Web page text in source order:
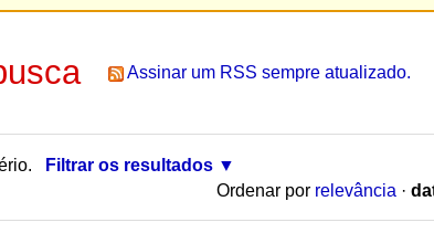
Assinar um RSS sempre atualizado.
Filtrar os resultados
Ordenar por relevância ·